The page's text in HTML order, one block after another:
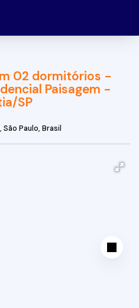
02 dormitórios -
Paisagem -
SP
, São Paulo, Brasil